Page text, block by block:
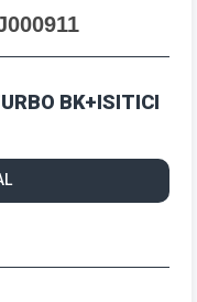
BK+ISITICI